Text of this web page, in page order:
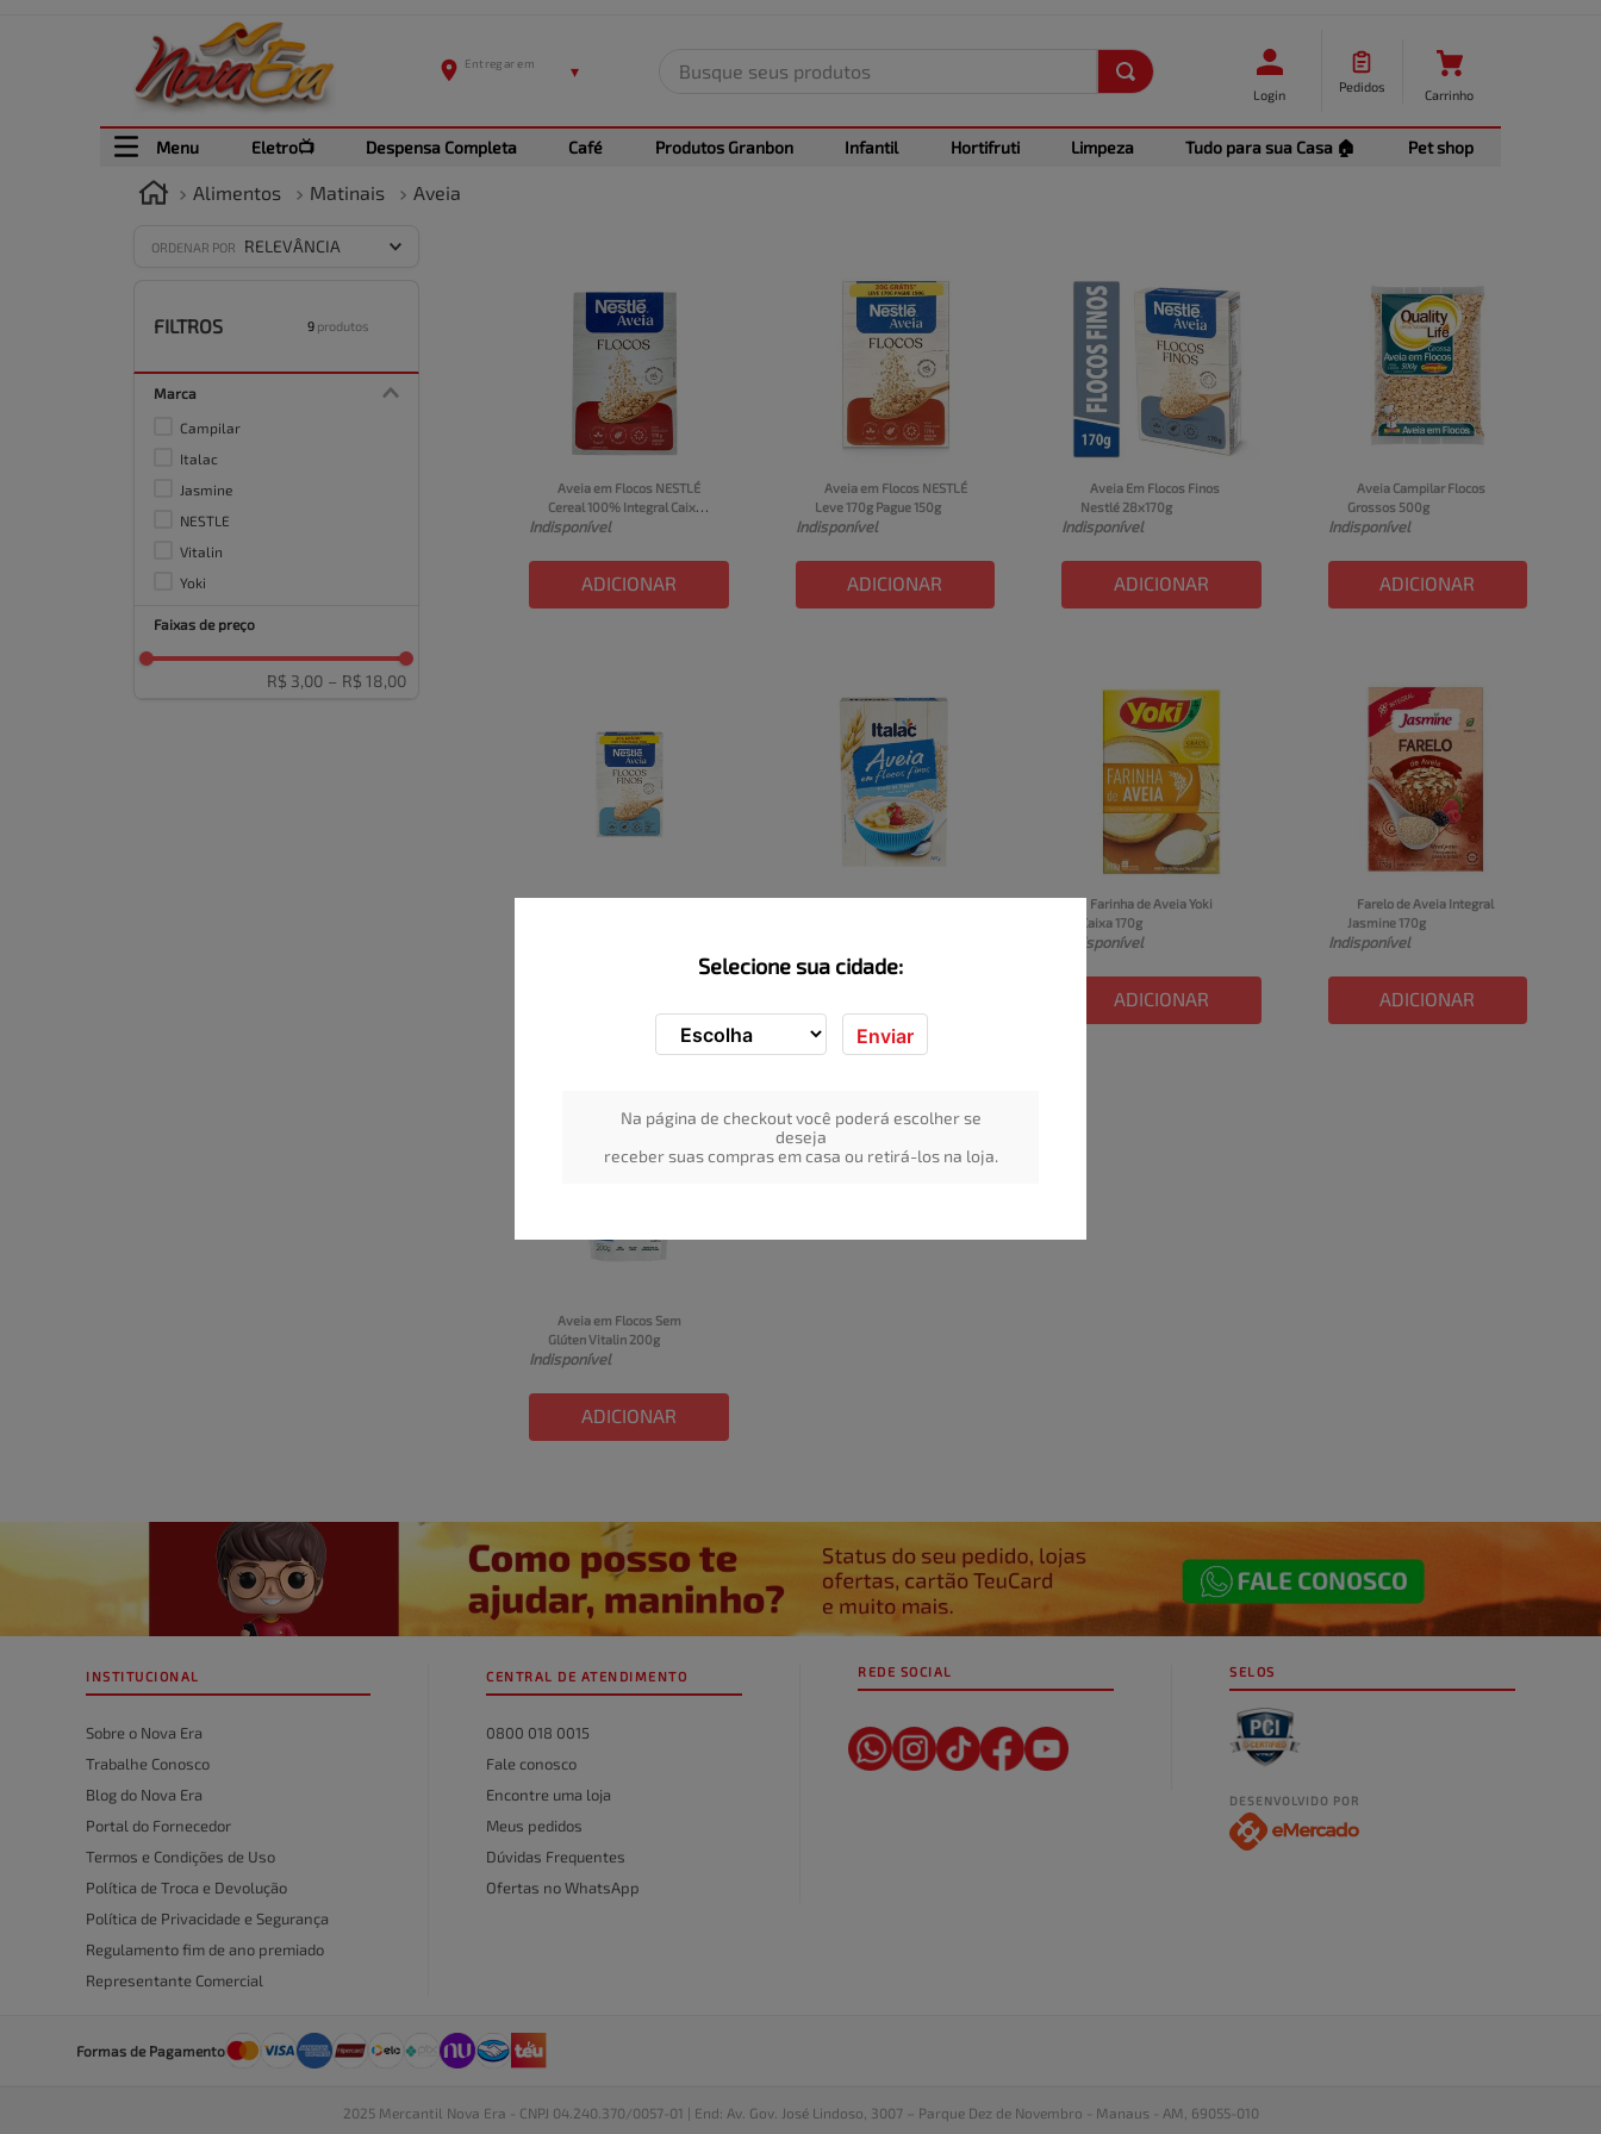
Selecione sua cidade:
Enviar
Na página de checkout você poderá escolher se
deseja
receber suas compras em casa ou retirá-los na loja.
Login
Pedidos
Carrinho
Menu Eletro📺 Despensa Completa Café Produtos Granbon Infantil Hortifruti Limpeza Tudo para sua Casa 🏠 Pet shop
Alimentos Matinais Aveia
ORDENAR POR RELEVÂNCIA
FILTROS 9 produtos
Marca
Campilar
Italac
Jasmine
NESTLE
Vitalin
Yoki
Faixas de preço
R$ 3,00 – R$ 18,00
Aveia em Flocos NESTLÉ
Cereal 100% Integral Caixa
170g
Indisponível
ADICIONAR
Aveia em Flocos NESTLÉ
Leve 170g Pague 150g
Indisponível
ADICIONAR
Aveia Em Flocos Finos
Nestlé 28x170g
Indisponível
ADICIONAR
Aveia Campilar Flocos
Grossos 500g
Indisponível
ADICIONAR
Aveia em Flocos Finos
Aveia em Flocos Finos
Farinha de Aveia Yoki
Caixa 170g
Indisponível
ADICIONAR
Farelo de Aveia Integral
Jasmine 170g
Indisponível
ADICIONAR
Aveia em Flocos Sem
Glúten Vitalin 200g
Indisponível
ADICIONAR
INSTITUCIONAL
Sobre o Nova Era
Trabalhe Conosco
Blog do Nova Era
Portal do Fornecedor
Termos e Condições de Uso
Política de Troca e Devolução
Política de Privacidade e Segurança
Regulamento fim de ano premiado
Representante Comercial
CENTRAL DE ATENDIMENTO
0800 018 0015
Fale conosco
Encontre uma loja
Meus pedidos
Dúvidas Frequentes
Ofertas no WhatsApp
REDE SOCIAL SELOS
DESENVOLVIDO POR
Formas de Pagamento
2025 Mercantil Nova Era - CNPJ 04.240.370/0057-01 | End: Av. Gov. José Lindoso, 3007 – Parque Dez de Novembro - Manaus - AM, 69055-010
1
leite
carne